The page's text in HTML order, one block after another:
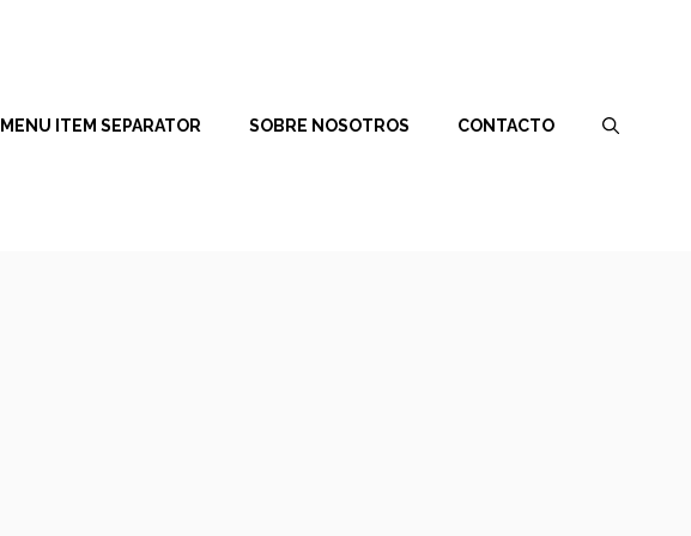
MENU ITEM SEPARATOR SOBRE NOSOTROS CONTACTO